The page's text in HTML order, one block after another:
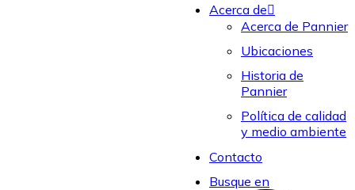
Acerca de
Acerca de Pannier
Ubicaciones
Historia de
Pannier
Política de calidad
y medio ambiente
Contacto
Busque en